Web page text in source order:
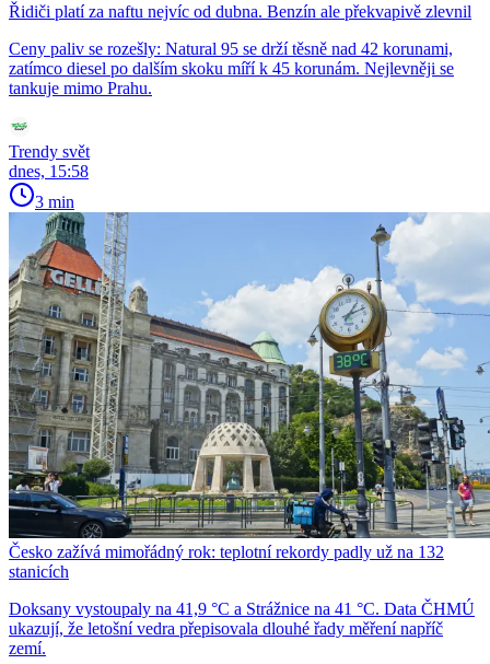
Řidiči platí za naftu nejvíc od dubna. Benzín ale překvapivě zlevnil
Ceny paliv se rozešly: Natural 95 se drží těsně nad 42 korunami,
zatímco diesel po dalším skoku míří k 45 korunám. Nejlevněji se
tankuje mimo Prahu.
Trendy svět
dnes, 15:58
3 min
Česko zažívá mimořádný rok: teplotní rekordy padly už na 132
stanicích
Doksany vystoupaly na 41,9 °C a Strážnice na 41 °C. Data ČHMÚ
ukazují, že letošní vedra přepisovala dlouhé řady měření napříč
zemí.